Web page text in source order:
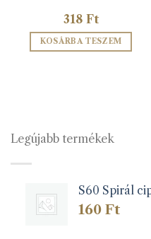
318 Ft
KOSÁRBA TESZEM
Legújabb termékek
S60 Spirál
160 Ft